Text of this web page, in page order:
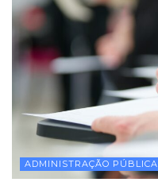
ADMINISTRAÇÃO PÚBLICA